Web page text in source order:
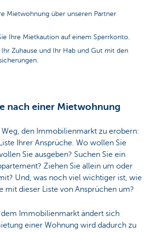
Mietwohnung über unseren Partner
Ihre Mietkaution auf einem Sperrkonto.
Ihr Zuhause und Ihr Hab und Gut mit den
nach einer Mietwohnung
Weg, den Immobilienmarkt zu erobern:
Ihrer Ansprüche. Wo wollen Sie
Sie ausgeben? Suchen Sie ein
Ziehen Sie allein um oder
Und, was noch viel wichtiger ist, wie
mit dieser Liste von Ansprüchen um?
dem Immobilienmarkt ändert sich
einer Wohnung wird dadurch zu